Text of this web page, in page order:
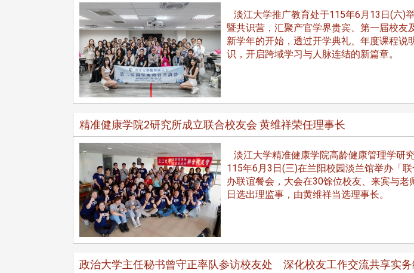
淡江大学推广教育处于115年6月13日(六)
暨共识营，汇聚产官学界贵宾、第一届校友
新学年的开始，透过开学典礼、年度课程说
识，开启跨域学习与人脉连结的新篇章。
精准健康学院2研究所成立联合校友会 黄维祥荣任理事长
淡江大学精准健康学院高龄健康管理学研
115年6月3日(三)在兰阳校园淡兰馆举办「
办联谊餐会，大会在30馀位校友、来宾与老
日选出理监事，由黄维祥当选理事长。
政治大学主任秘书曾守正率队参访校友处 深化校友工作交流共享实务
头版 热门焦点 头版 热门焦点